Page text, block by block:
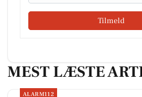
Tilmeld
MEST LÆSTE
ALARM112